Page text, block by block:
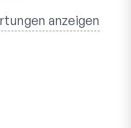
anzeigen